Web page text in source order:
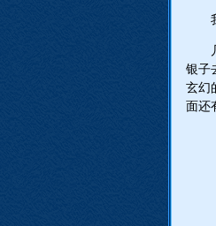
银子
玄幻
面还